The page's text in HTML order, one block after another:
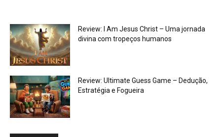
Review: I Am Jesus Christ – Uma jornada
divina com tropeços humanos
Review: Ultimate Guess Game – Dedução,
Estratégia e Fogueira